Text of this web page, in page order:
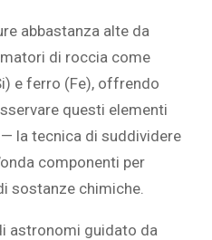
abbastanza alte da
di roccia come
e ferro (Fe), offrendo
questi elementi
la tecnica di suddividere
componenti per
sostanze chimiche.
astronomi guidato da